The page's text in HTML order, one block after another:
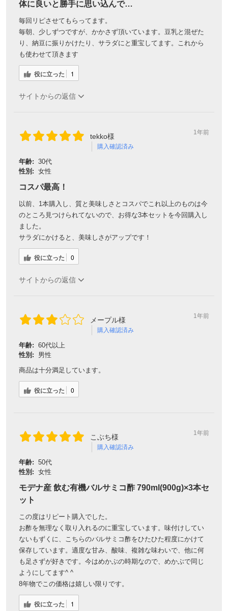
体に良いと勝手に思い込んで…
毎回リピさせてもらってます。
毎朝、少しずつですが、かかさず頂いています。豆乳と混ぜた
り、納豆に振りかけたり、サラダにと重宝してます。これから
も使わせて頂きます
役に立った 1
サイトからの返信
tekko様
購入確認済み
1年前
年齢: 30代
性別: 女性
コスパ最高！
以前、1本購入し、質と美味しさとコスパでこれ以上のものは今
のところ見つけられてないので、お得な3本セットを今回購入し
ました。
サラダにかけると、美味しさがアップです！
役に立った 0
サイトからの返信
メープル様
購入確認済み
1年前
年齢: 60代以上
性別:
男性
商品は十分満足しています。
役に立った 0
こぶち様
購入確認済み
1年前
年齢: 50代
性別: 女性
モデナ産 飲む有機バルサミコ酢 790ml(900g)×3本セ
ット
この度はリピート購入でした。
お酢を無理なく取り入れるのに重宝しています。味付けしてい
ないもずくに、こちらのバルサミコ酢をひたひた程度にかけて
保存しています。適度な甘み、酸味、複雑な味わいで、他に何
も足さずが好きです。今はめかぶの時期なので、めかぶで同じ
ようにしてます^ ^
8年物でこの価格は嬉しい限りです。
役に立った 1